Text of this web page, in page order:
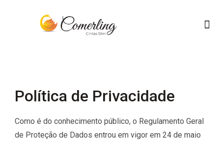
Política de Privacidade
Como é do conhecimento público, o Regulamento Geral
de Proteção de Dados entrou em vigor em 24 de maio